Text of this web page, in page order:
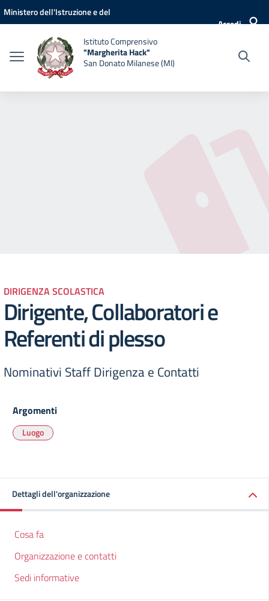
Vai ai contenuti
Vai al menu di navigazione
Vai al footer
Ministero dell'Istruzione e del
Accedi
Istituto Comprensivo
"Margherita Hack"
San Donato Milanese (MI)
DIRIGENZA SCOLASTICA
Dirigente, Collaboratori e
Referenti di plesso
Nominativi Staff Dirigenza e Contatti
Argomenti
Luogo
Dettagli dell'organizzazione
Cosa fa
Organizzazione e contatti
Sedi informative